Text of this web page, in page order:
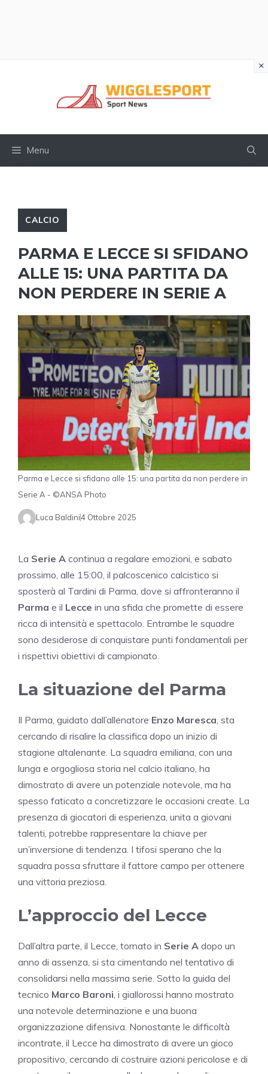
Menu
CALCIO
PARMA E LECCE SI SFIDANO
ALLE 15: UNA PARTITA DA
NON PERDERE IN SERIE A
Parma e Lecce si sfidano alle 15: una partita da non perdere in
Serie A - ©ANSA Photo
Luca Baldini4 Ottobre 2025
La Serie A continua a regalare emozioni, e sabato
prossimo, alle 15:00, il palcoscenico calcistico si
sposterà al Tardini di Parma, dove si affronteranno il
Parma e il Lecce in una sfida che promette di essere
ricca di intensità e spettacolo. Entrambe le squadre
sono desiderose di conquistare punti fondamentali per
i rispettivi obiettivi di campionato.
La situazione del Parma
Il Parma, guidato dall’allenatore Enzo Maresca , sta
cercando di risalire la classifica dopo un inizio di
stagione altalenante. La squadra emiliana, con una
lunga e orgogliosa storia nel calcio italiano, ha
dimostrato di avere un potenziale notevole, ma ha
spesso faticato a concretizzare le occasioni create. La
presenza di giocatori di esperienza, unita a giovani
talenti, potrebbe rappresentare la chiave per
un’inversione di tendenza. I tifosi sperano che la
squadra possa sfruttare il fattore campo per ottenere
una vittoria preziosa.
L’approccio del Lecce
Dall’altra parte, il Lecce, tornato in Serie A dopo un
anno di assenza, si sta cimentando nel tentativo di
consolidarsi nella massima serie. Sotto la guida del
tecnico Marco Baroni , i giallorossi hanno mostrato
una notevole determinazione e una buona
organizzazione difensiva. Nonostante le difficoltà
incontrate, il Lecce ha dimostrato di avere un gioco
propositivo, cercando di costruire azioni pericolose e di
×